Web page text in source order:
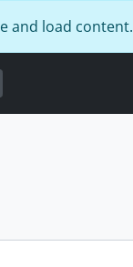
and load content.